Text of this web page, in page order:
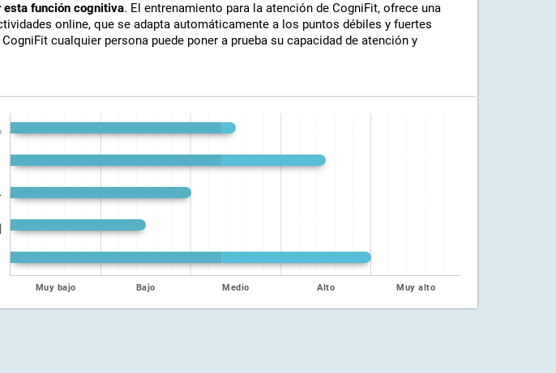
función cognitiva. El entrenamiento para la atención de CogniFit, ofrece una
online, que se adapta automáticamente a los puntos débiles y fuertes
cualquier persona puede poner a prueba su capacidad de atención y
Muy bajo Bajo Medio Alto Muy alto